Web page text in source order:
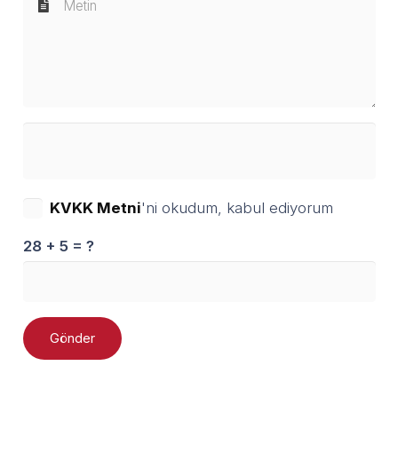
KVKK Metni'ni okudum, kabul ediyorum
28 + 5 = ?
Gönder